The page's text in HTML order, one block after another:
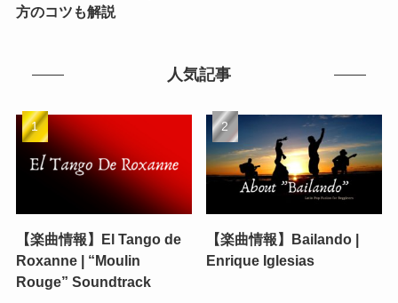
方のコツも解説
人気記事
【楽曲情報】El Tango de
Roxanne | “Moulin
Rouge” Soundtrack
【楽曲情報】Bailando |
Enrique Iglesias